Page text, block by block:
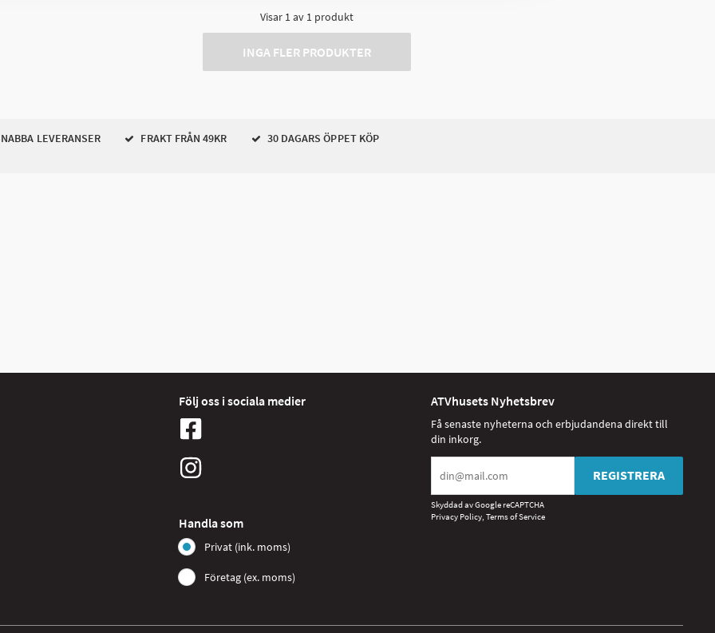
Visar 1av 1produkt
INGA FLER PRODUKTER
LEVERANSER FRAKT FRÅN 49KR 30 DAGARS ÖPPET KÖP
Följ oss i sociala medier
Handla som
Privat (ink. moms)
Företag (ex. moms)
ATVhusets Nyhetsbrev
Få senaste nyheterna och erbjudandena direkt till
din inkorg.
REGISTRERA
Skyddad av Google reCAPTCHA
Privacy Policy, Terms of Service